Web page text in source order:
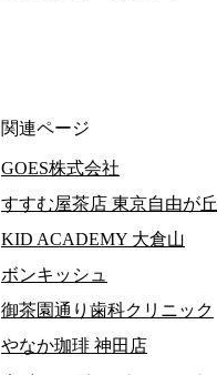
関連ページ
GOES株式会社
すすむ屋茶店 東京自由が丘
KID ACADEMY 大倉山
ボンキッシュ
御茶園通り歯科クリニック
やなか珈琲 神田店